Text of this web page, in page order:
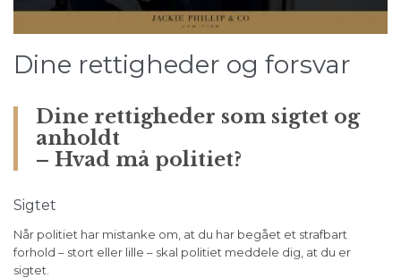
Dine rettigheder og forsvar
Dine rettigheder som sigtet og
anholdt
– Hvad må politiet?
Sigtet
Når politiet har mistanke om, at du har begået et strafbart
forhold – stort eller lille – skal politiet meddele dig, at du er
sigtet.